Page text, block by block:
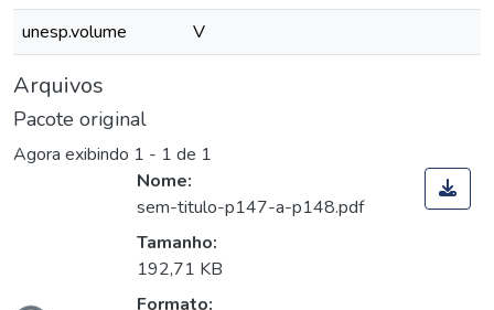
unesp.volume
V
Arquivos
Pacote original
Agora exibindo 1 - 1 de 1
Nome:
sem-titulo-p147-a-p148.pdf
Tamanho:
192,71 KB
Formato: